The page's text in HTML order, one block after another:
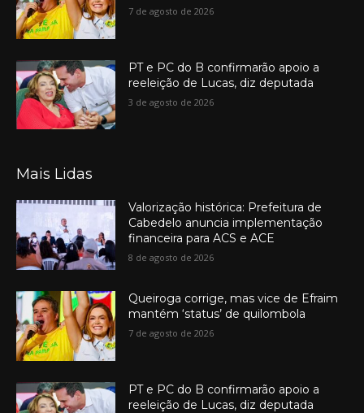
7 de agosto de 2026
PT e PC do B confirmarão apoio a
reeleição de Lucas, diz deputada
3 de agosto de 2026
Mais Lidas
Valorização histórica: Prefeitura de
Cabedelo anuncia implementação
financeira para ACS e ACE
8 de agosto de 2026
Queiroga corrige, mas vice de Efraim
mantém ‘status’ de quilombola
7 de agosto de 2026
PT e PC do B confirmarão apoio a
reeleição de Lucas, diz deputada